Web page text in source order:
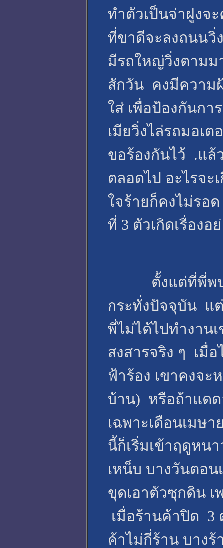
ทำตัวเป็นจ่าฝูงจ
ที่ขาดีจะลงถนนวิ่
มีรถใหญ่วิ่งตามม
สักวัน คงมีความ
ใส่ เพื่อป้องกันก
เมียวิ่งไล่รถมอเต
ขอร้องกันไว้ .แล้
ตลอดไป อะไรจ
ใจร้ายก็คงไม่รอ
ที่ 3 ตัวเกิดเรื่อง
ตั้งแต่ที่พี่พบค
กระทั่งปัจจุบัน แ
พี่ไม่ได้ไปทำงาน
สงสารจริง ๆ เมื่
ฟ้าร้อง เขาคงจ
บ้าน) หรือถ้าแดด
เฉพาะเดือนเม
นี้ก็เริ่มเข้าฤดูหน
เหน็บ บางวันตอน
ขุดเอาตัวซุกดิน
เมื่อร้านค้าปิด 3
ค้าไม่กี่ร้าน บางร้